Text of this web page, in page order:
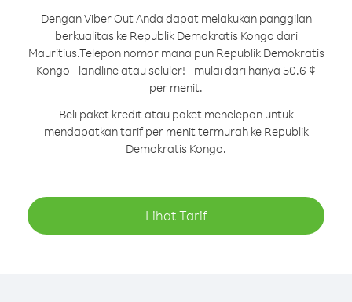
Dengan Viber Out Anda dapat melakukan panggilan
berkualitas ke Republik Demokratis Kongo dari
Mauritius.Telepon nomor mana pun Republik Demokratis
Kongo - landline atau seluler! - mulai dari hanya 50.6 ¢
per menit.
Beli paket kredit atau paket menelepon untuk
mendapatkan tarif per menit termurah ke Republik
Demokratis Kongo.
Lihat Tarif